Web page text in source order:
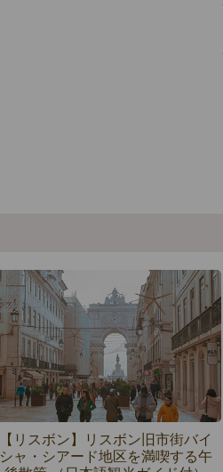
【リスボン】リスボン旧市街バイ
シャ・シアード地区を満喫する午